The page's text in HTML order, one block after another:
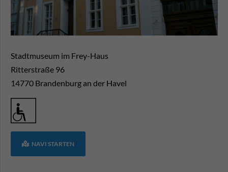
Stadtmuseum im Frey-Haus
Ritterstraße 96
14770 Brandenburg an der Havel
NAVI STARTEN